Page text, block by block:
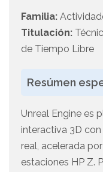
Familia:
Titulación:
de Tiempo Libre
Resúmen
Unreal Engine es
interactiva 3D
real, acelerada
estaciones HP Z.